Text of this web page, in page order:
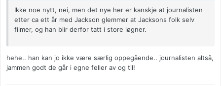
Ikke noe nytt, nei, men det nye her er kanskje at journalisten
etter ca ett år med Jackson glemmer at Jacksons folk selv
filmer, og han blir derfor tatt i store løgner.
hehe.. han kan jo ikke være særlig oppegående.. journalisten altså,
jammen godt de går i egne feller av og til!